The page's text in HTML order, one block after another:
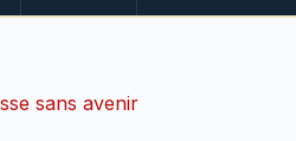
sans avenir